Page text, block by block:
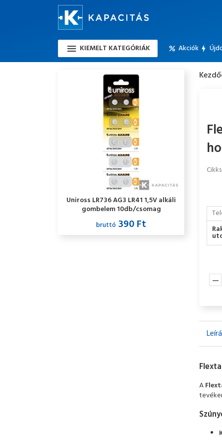
KIEMELT KATEGÓRIÁK Akciók
Uniross LR736 AG3 LR41 1,5V alkáli
gombelem 10db/csomag
bruttó 390 Ft
A